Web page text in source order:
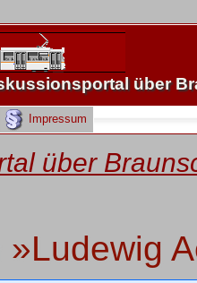
über
Impressum
über
»Ludewig